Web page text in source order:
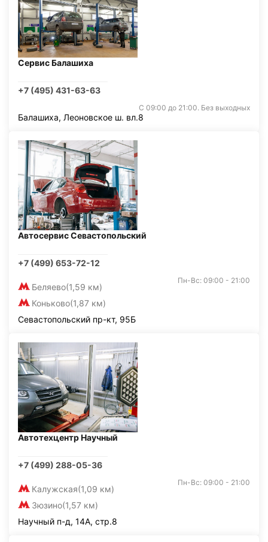
Сервис Балашиха
+7 (495) 431-63-63
С 09:00 до 21:00. Без выходных
Балашиха, Леоновское ш. вл.8
Автосервис Севастопольский
+7 (499) 653-72-12
Беляево(1,59 км)
Коньково(1,87 км)
Пн-Вс: 09:00 - 21:00
Севастопольский пр-кт, 95Б
Автотехцентр Научный
+7 (499) 288-05-36
Калужская(1,09 км)
Зюзино(1,57 км)
Пн-Вс: 09:00 - 21:00
Научный п-д, 14А, стр.8